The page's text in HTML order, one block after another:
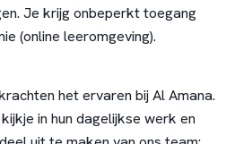
Je krijg onbeperkt toegang
(online leeromgeving).
het ervaren bij Al Amana.
in hun dagelijkse werk en